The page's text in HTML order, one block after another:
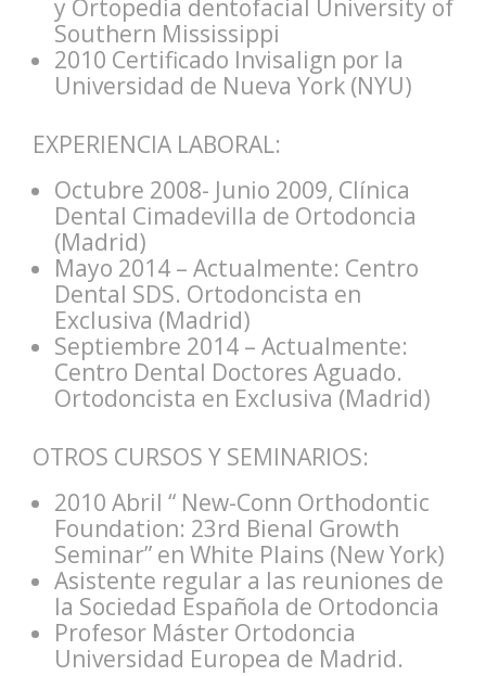
y Ortopedia dentofacial University of
Southern Mississippi
2010 Certificado Invisalign por la
Universidad de Nueva York (NYU)
EXPERIENCIA LABORAL:
Octubre 2008- Junio 2009, Clínica
Dental Cimadevilla de Ortodoncia
(Madrid)
Mayo 2014 – Actualmente: Centro
Dental SDS. Ortodoncista en
Exclusiva (Madrid)
Septiembre 2014 – Actualmente:
Centro Dental Doctores Aguado.
Ortodoncista en Exclusiva (Madrid)
OTROS CURSOS Y SEMINARIOS:
2010 Abril “ New-Conn Orthodontic
Foundation: 23rd Bienal Growth
Seminar” en White Plains (New York)
Asistente regular a las reuniones de
la Sociedad Española de Ortodoncia
Profesor Máster Ortodoncia
Universidad Europea de Madrid.